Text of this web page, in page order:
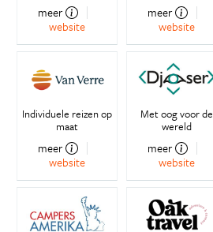
meer
website
meer
website
Individuele reizen op
maat
meer
website
Met oog voor de
wereld
meer
website